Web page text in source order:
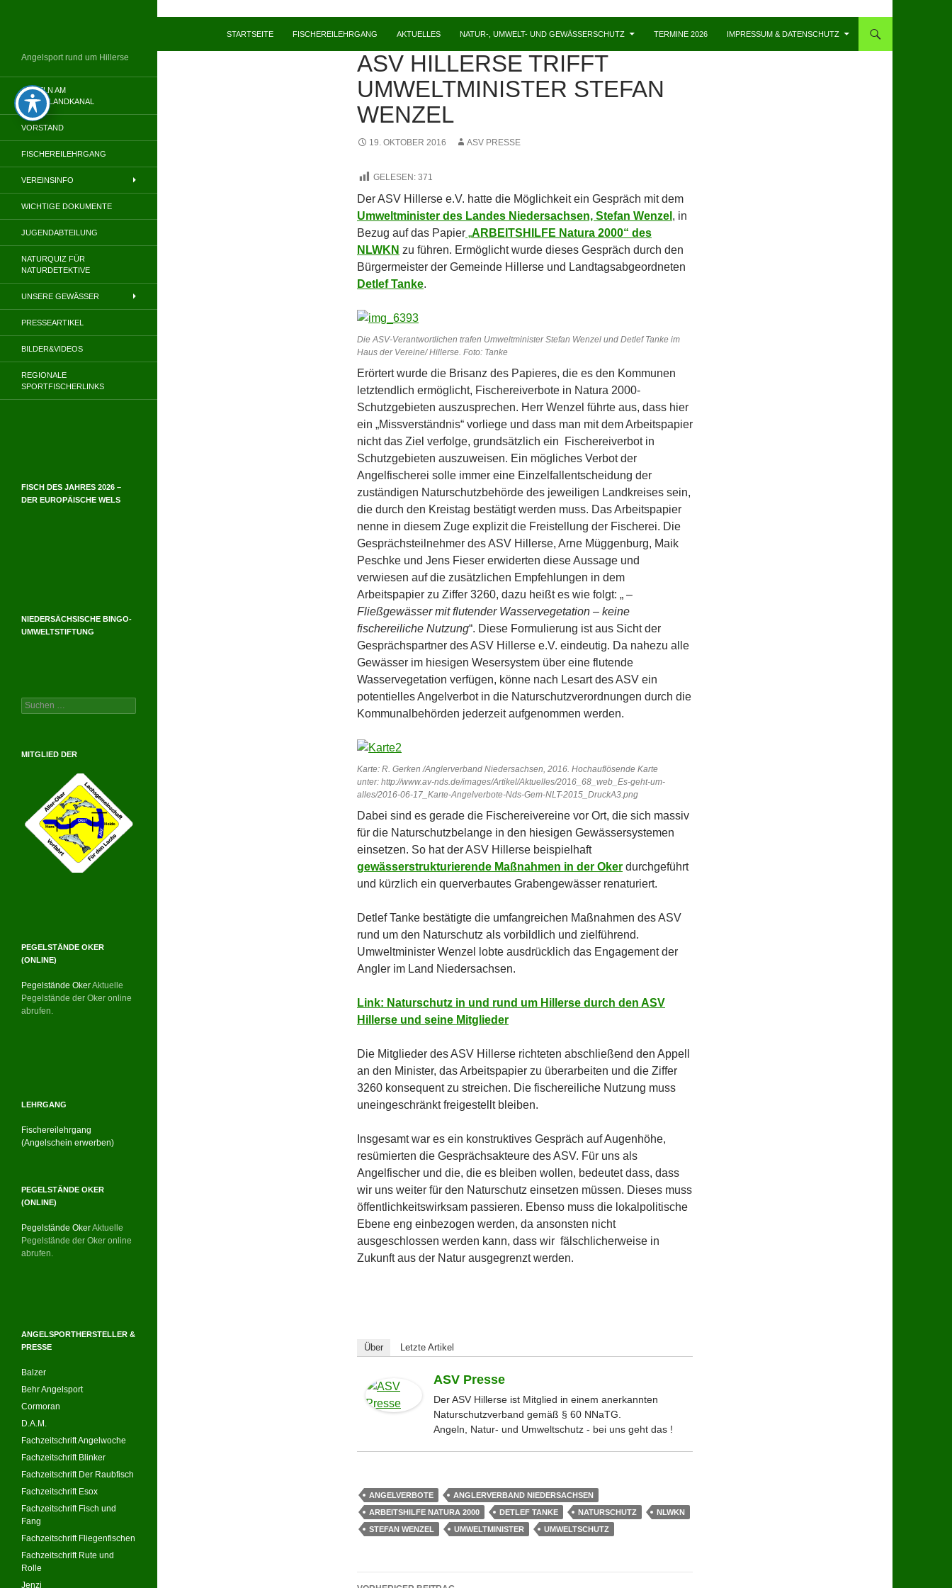
STARTSEITE FISCHEREILEHRGANG AKTUELLES NATUR-, UMWELT- UND GEWÄSSERSCHUTZ TERMINE 2026 IMPRESSUM & DATENSCHUTZ
ALLGEMEIN
ASV HILLERSE TRIFFT
UMWELTMINISTER STEFAN
WENZEL
19. OKTOBER 2016 ASV PRESSE
GELESEN: 371
Der ASV Hillerse e.V. hatte die Möglichkeit ein Gespräch mit dem
Umweltminister des Landes Niedersachsen, Stefan Wenzel , in
Bezug auf das Papier „ARBEITSHILFE Natura 2000“ des
NLWKN zu führen. Ermöglicht wurde dieses Gespräch durch den
Bürgermeister der Gemeinde Hillerse und Landtagsabgeordneten
Detlef Tanke.
Die ASV-Verantwortlichen trafen Umweltminister Stefan Wenzel und Detlef Tanke im
Haus der Vereine/ Hillerse. Foto: Tanke
Erörtert wurde die Brisanz des Papieres, die es den Kommunen
letztendlich ermöglicht, Fischereiverbote in Natura 2000-
Schutzgebieten auszusprechen. Herr Wenzel führte aus, dass hier
ein „Missverständnis“ vorliege und dass man mit dem Arbeitspapier
nicht das Ziel verfolge, grundsätzlich ein Fischereiverbot in
Schutzgebieten auszuweisen. Ein mögliches Verbot der
Angelfischerei solle immer eine Einzelfallentscheidung der
zuständigen Naturschutzbehörde des jeweiligen Landkreises sein,
die durch den Kreistag bestätigt werden muss. Das Arbeitspapier
nenne in diesem Zuge explizit die Freistellung der Fischerei. Die
Gesprächsteilnehmer des ASV Hillerse, Arne Müggenburg, Maik
Peschke und Jens Fieser erwiderten diese Aussage und
verwiesen auf die zusätzlichen Empfehlungen in dem
Arbeitspapier zu Ziffer 3260, dazu heißt es wie folgt: „ –
Fließgewässer mit flutender Wasservegetation – keine
fischereiliche Nutzung“. Diese Formulierung ist aus Sicht der
Gesprächspartner des ASV Hillerse e.V. eindeutig. Da nahezu alle
Gewässer im hiesigen Wesersystem über eine flutende
Wasservegetation verfügen, könne nach Lesart des ASV ein
potentielles Angelverbot in die Naturschutzverordnungen durch die
Kommunalbehörden jederzeit aufgenommen werden.
Karte: R. Gerken /Anglerverband Niedersachsen, 2016. Hochauflösende Karte
unter: http://www.av-nds.de/images/Artikel/Aktuelles/2016_68_web_Es-geht-um-
alles/2016-06-17_Karte-Angelverbote-Nds-Gem-NLT-2015_DruckA3.png
Dabei sind es gerade die Fischereivereine vor Ort, die sich massiv
für die Naturschutzbelange in den hiesigen Gewässersystemen
einsetzen. So hat der ASV Hillerse beispielhaft
gewässerstrukturierende Maßnahmen in der Oker durchgeführt
und kürzlich ein querverbautes Grabengewässer renaturiert.
Detlef Tanke bestätigte die umfangreichen Maßnahmen des ASV
rund um den Naturschutz als vorbildlich und zielführend.
Umweltminister Wenzel lobte ausdrücklich das Engagement der
Angler im Land Niedersachsen.
Link: Naturschutz in und rund um Hillerse durch den ASV
Hillerse und seine Mitglieder
Die Mitglieder des ASV Hillerse richteten abschließend den Appell
an den Minister, das Arbeitspapier zu überarbeiten und die Ziffer
3260 konsequent zu streichen. Die fischereiliche Nutzung muss
uneingeschränkt freigestellt bleiben.
Insgesamt war es ein konstruktives Gespräch auf Augenhöhe,
resümierten die Gesprächsakteure des ASV. Für uns als
Angelfischer und die, die es bleiben wollen, bedeutet dass, dass
wir uns weiter für den Naturschutz einsetzen müssen. Dieses muss
öffentlichkeitswirksam passieren. Ebenso muss die lokalpolitische
Ebene eng einbezogen werden, da ansonsten nicht
ausgeschlossen werden kann, dass wir fälschlicherweise in
Zukunft aus der Natur ausgegrenzt werden.
Über Letzte Artikel
ASV Presse
Der ASV Hillerse ist Mitglied in einem anerkannten
Naturschutzverband gemäß § 60 NNaTG.
Angeln, Natur- und Umweltschutz - bei uns geht das !
ANGELVERBOTE
ANGLERVERBAND NIEDERSACHSEN
ARBEITSHILFE NATURA 2000
DETLEF TANKE NATURSCHUTZ
NLWKN
STEFAN WENZEL
UMWELTMINISTER UMWELTSCHUTZ
Beitragsnavigation
Angelsport rund um Hillerse
ANGELN AM
MITTELLANDKANAL
VORSTAND
FISCHEREILEHRGANG
VEREINSINFO
WICHTIGE DOKUMENTE
JUGENDABTEILUNG
NATURQUIZ FÜR
NATURDETEKTIVE
UNSERE GEWÄSSER
PRESSEARTIKEL
BILDER&VIDEOS
REGIONALE
SPORTFISCHERLINKS
FISCH DES JAHRES 2026 –
DER EUROPÄISCHE WELS
NIEDERSÄCHSISCHE BINGO-
UMWELTSTIFTUNG
Suchen
nach:
MITGLIED DER
PEGELSTÄNDE OKER
(ONLINE)
Pegelstände OkerAktuelle
Pegelstände der Oker online
abrufen.
LEHRGANG
Fischereilehrgang
(Angelschein erwerben)
PEGELSTÄNDE OKER
(ONLINE)
Pegelstände OkerAktuelle
Pegelstände der Oker online
abrufen.
ANGELSPORTHERSTELLER &
PRESSE
Balzer
Behr Angelsport
Cormoran
D.A.M.
Fachzeitschrift Angelwoche
Fachzeitschrift Blinker
Fachzeitschrift Der Raubfisch
Fachzeitschrift Esox
Fachzeitschrift Fisch und
Fang
Fachzeitschrift Fliegenfischen
Fachzeitschrift Rute und
Rolle
Jenzi